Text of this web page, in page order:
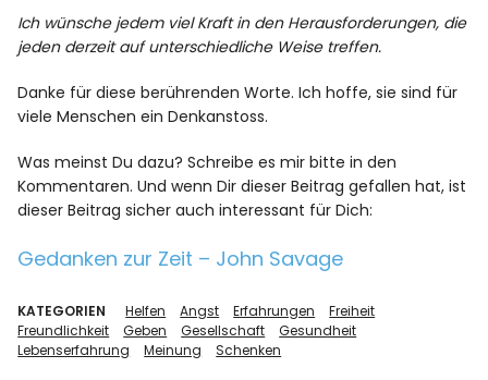
Ich wünsche jedem viel Kraft in den Herausforderungen, die
jeden derzeit auf unterschiedliche Weise treffen.
Danke für diese berührenden Worte. Ich hoffe, sie sind für
viele Menschen ein Denkanstoss.
Was meinst Du dazu? Schreibe es mir bitte in den
Kommentaren. Und wenn Dir dieser Beitrag gefallen hat, ist
dieser Beitrag sicher auch interessant für Dich:
Gedanken zur Zeit – John Savage
KATEGORIEN Helfen Angst Erfahrungen
Freiheit
Freundlichkeit
Geben Gesellschaft
Gesundheit
Lebenserfahrung
Meinung Schenken